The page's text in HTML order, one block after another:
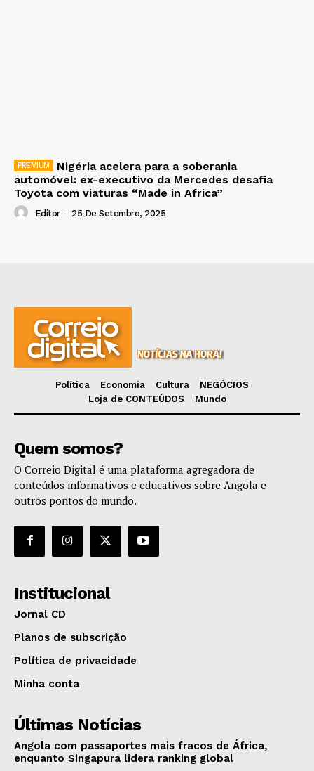
Nigéria acelera para a soberania
automóvel: ex-executivo da Mercedes desafia
Toyota com viaturas “Made in Africa”
Editor - 25 De Setembro, 2025
Política Economia Cultura
NEGÓCIOS
Loja de CONTEÚDOS
Mundo
Quem somos?
O Correio Digital é uma plataforma agregadora de
conteúdos informativos e educativos sobre Angola e
outros pontos do mundo.
Institucional
Jornal CD
Planos de subscrição
Política de privacidade
Minha conta
Últimas Notícias
Angola com passaportes mais fracos de África,
enquanto Singapura lidera ranking global